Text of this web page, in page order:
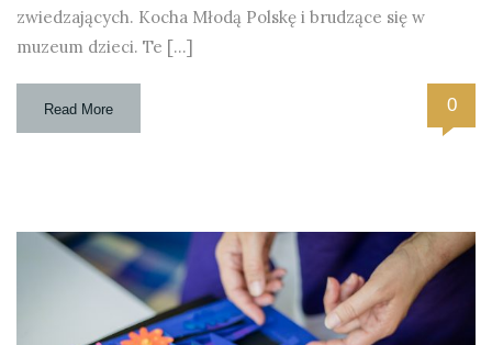
zwiedzających. Kocha Młodą Polskę i brudzące się w
muzeum dzieci. Te […]
Read More 0